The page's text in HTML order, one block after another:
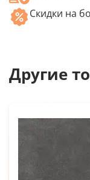
Скидки на
Другие